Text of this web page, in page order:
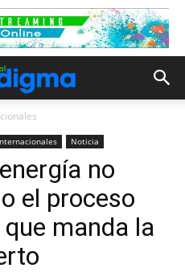
Noticia
no
el proceso
manda la